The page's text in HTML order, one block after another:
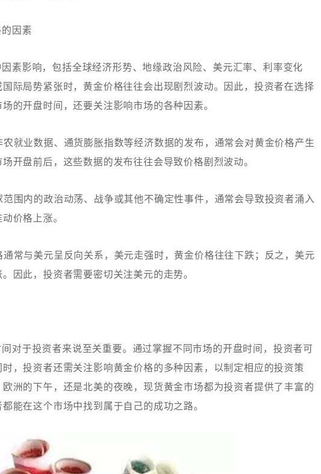
因素
素影响，包括全球经济形势、地缘政治风险、美元汇率、利率变化
际局势紧张时，黄金价格往往会出现剧烈波动。因此，投资者在选择
的开盘时间，还要关注影响市场的各种因素。
就业数据、通货膨胀指数等经济数据的发布，通常会对黄金价格产生
开盘前后，这些数据的发布往往会导致价格剧烈波动。
围内的政治动荡、战争或其他不确定性事件，通常会导致投资者涌入
价格上涨。
常与美元呈反向关系，美元走强时，黄金价格往往下跌；反之，美元
因此，投资者需要密切关注美元的走势。
对于投资者来说至关重要。通过掌握不同市场的开盘时间，投资者可
，投资者还需关注影响黄金价格的多种因素，以制定相应的投资策
洲的下午，还是北美的夜晚，现货黄金市场都为投资者提供了丰富的
能在这个市场中找到属于自己的成功之路。